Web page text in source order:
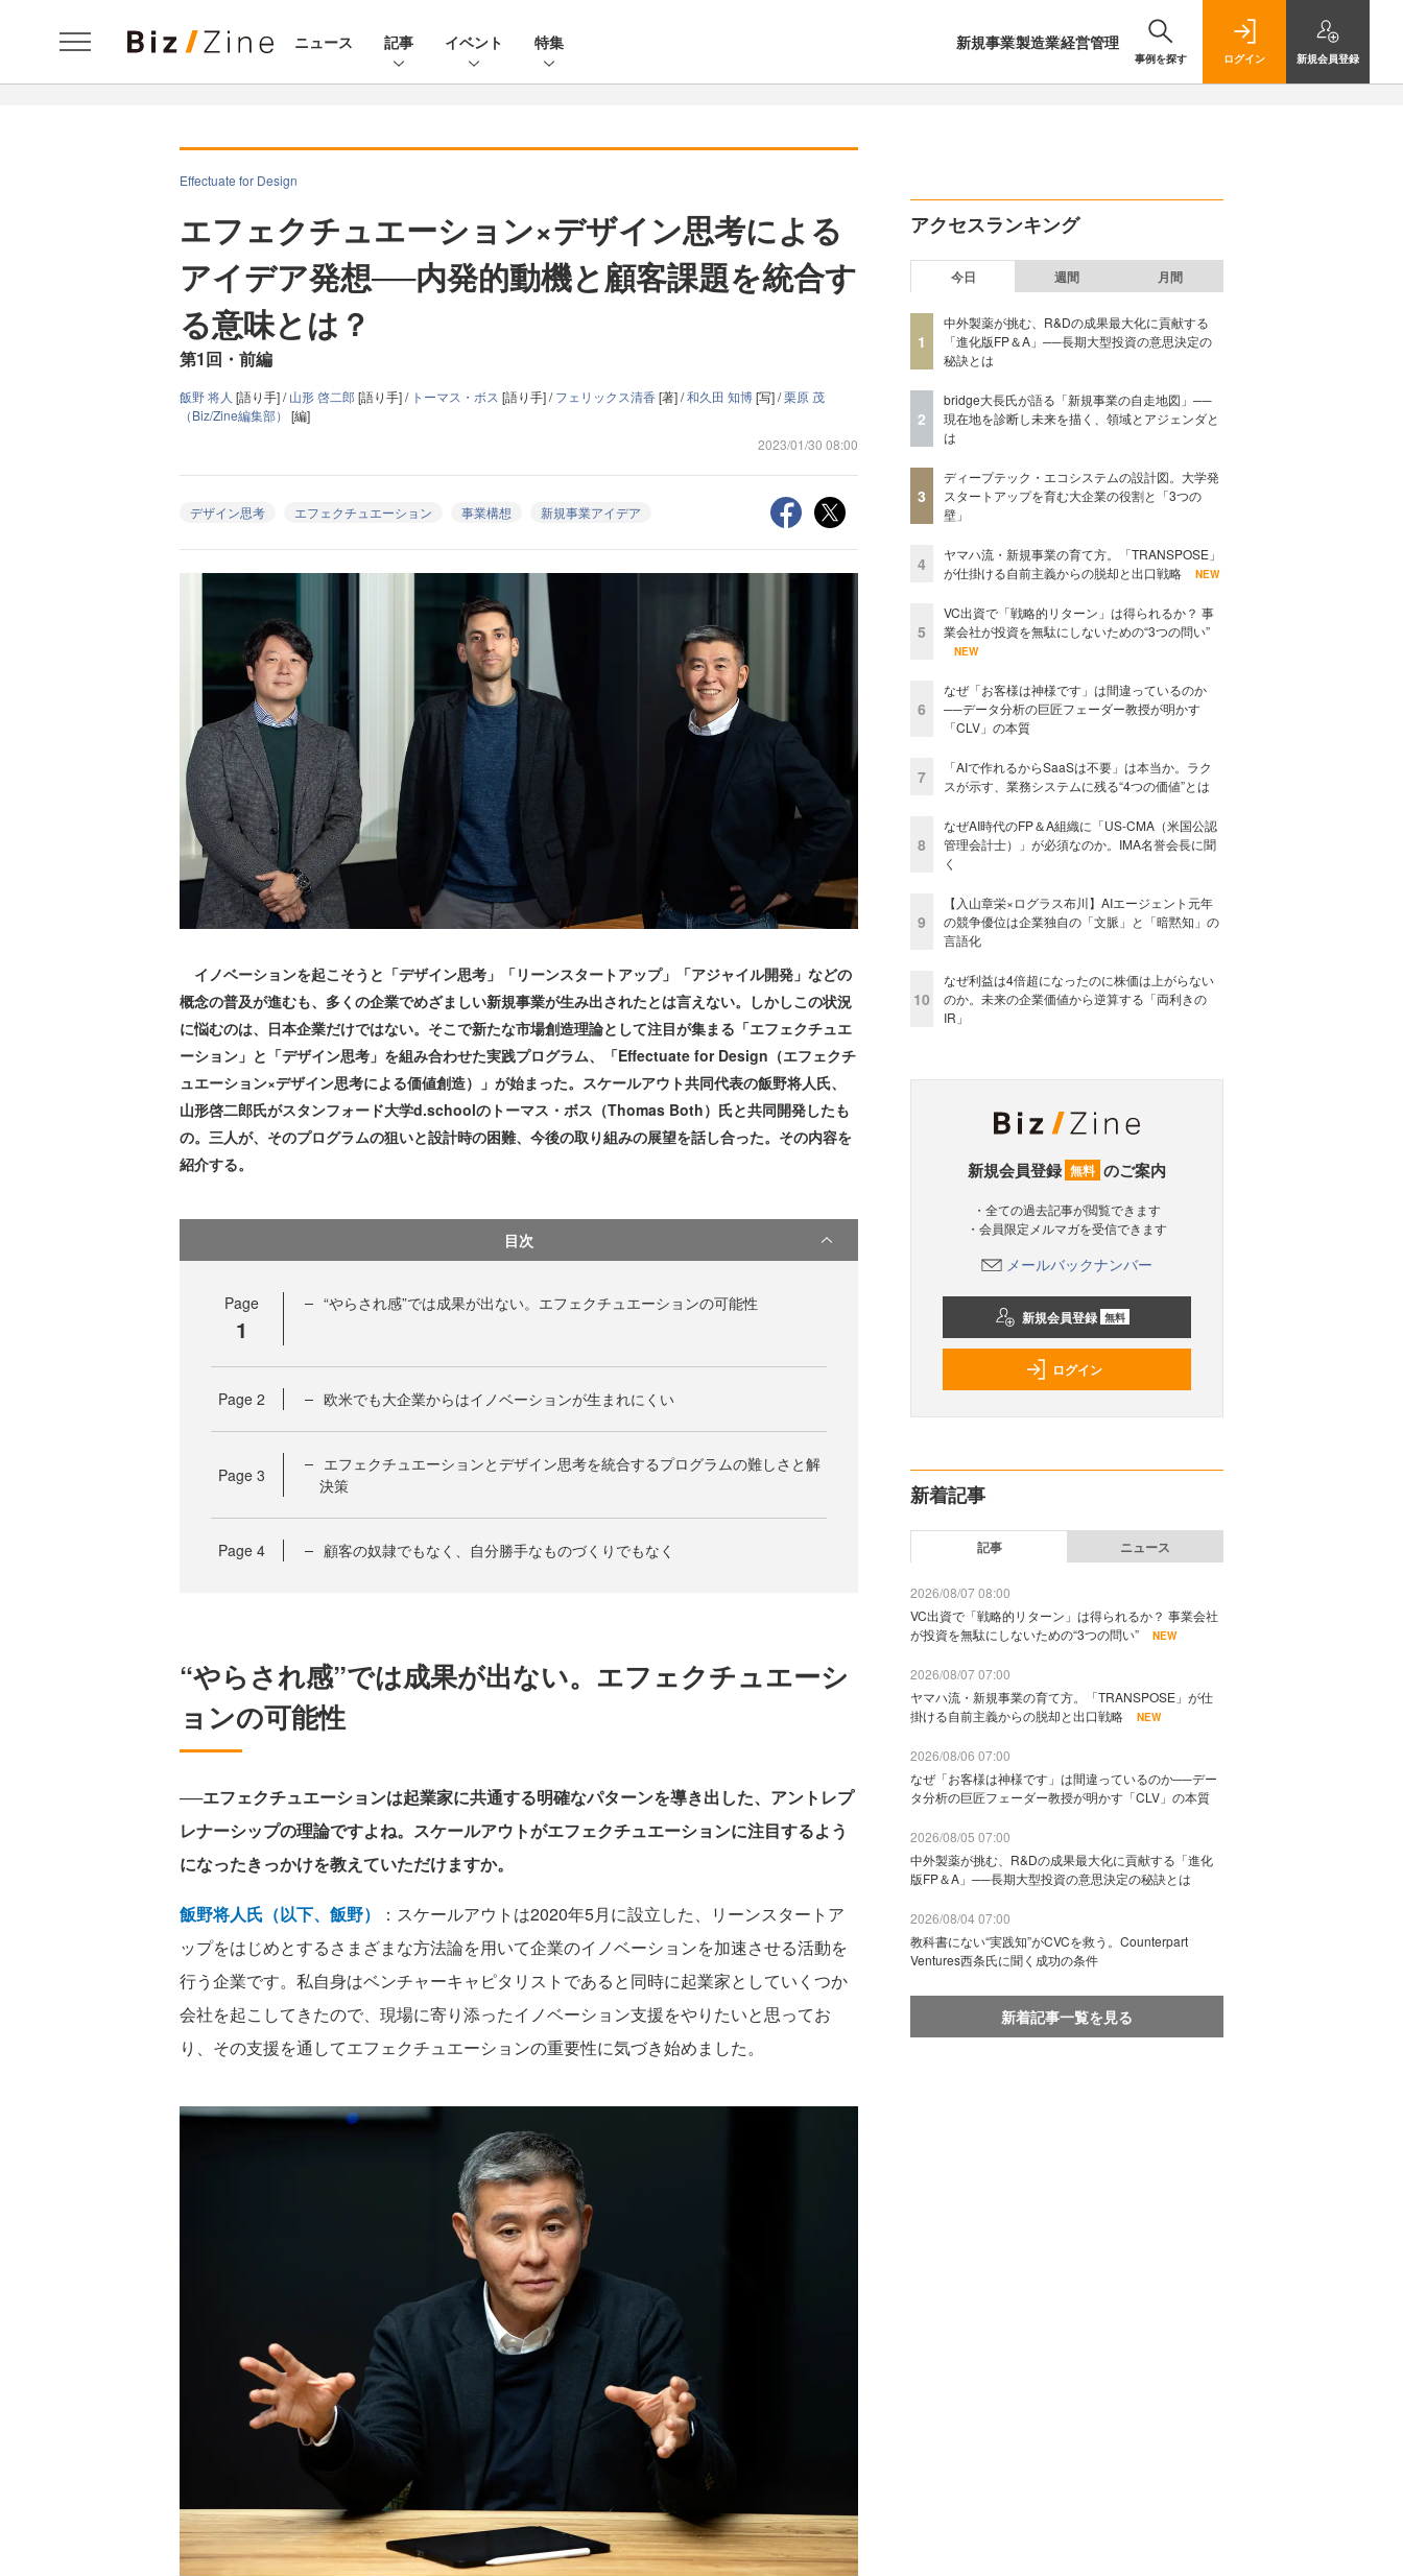
ニュース 記事 イベント 特集 新規事業製造業経営管理
事例を探す ログイン 新規会員登録
Effectuate for Design
エフェクチュエーション×デザイン思考による
アイデア発想──内発的動機と顧客課題を統合す
る意味とは？
第1回・前編
飯野 将人 [語り手] /山形 啓二郎[語り手] / トーマス・ボス [語り手] /フェリックス清香[著] /和久田 知博[写] /栗原 茂
（Biz/Zine編集部） [編]
2023/01/30 08:00
デザイン思考 エフェクチュエーション 事業構想 新規事業アイデア
イノベーションを起こそうと「デザイン思考」「リーンスタートアップ」「アジャイル開発」などの
概念の普及が進むも、多くの企業でめざましい新規事業が生み出されたとは言えない。しかしこの状況
に悩むのは、日本企業だけではない。そこで新たな市場創造理論として注目が集まる「エフェクチュエ
ーション」と「デザイン思考」を組み合わせた実践プログラム、「Effectuate for Design（エフェクチ
ュエーション×デザイン思考による価値創造）」が始まった。スケールアウト共同代表の飯野将人氏、
山形啓二郎氏がスタンフォード大学d.schoolのトーマス・ボス（Thomas Both）氏と共同開発したも
の。三人が、そのプログラムの狙いと設計時の困難、今後の取り組みの展望を話し合った。その内容を
紹介する。
目次
Page
1
“やらされ感”では成果が出ない。エフェクチュエーションの可能性
Page 2 欧米でも大企業からはイノベーションが生まれにくい
Page 3
エフェクチュエーションとデザイン思考を統合するプログラムの難しさと解
決策
Page 4 顧客の奴隷でもなく、自分勝手なものづくりでもなく
“やらされ感”では成果が出ない。エフェクチュエーシ
ョンの可能性
──エフェクチュエーションは起業家に共通する明確なパターンを導き出した、アントレプ
レナーシップの理論ですよね。スケールアウトがエフェクチュエーションに注目するよう
になったきっかけを教えていただけますか。
飯野将人氏（以下、飯野）
：スケールアウトは2020年5月に設立した、リーンスタートア
ップをはじめとするさまざまな方法論を用いて企業のイノベーションを加速させる活動を
行う企業です。私自身はベンチャーキャピタリストであると同時に起業家としていくつか
会社を起こしてきたので、現場に寄り添ったイノベーション支援をやりたいと思ってお
り、その支援を通してエフェクチュエーションの重要性に気づき始めました。
アクセスランキング
今日 週間 月間
1
中外製薬が挑む、R&Dの成果最大化に貢献する
「進化版FP＆A」──長期大型投資の意思決定の
秘訣とは
2
bridge大長氏が語る「新規事業の自走地図」──
現在地を診断し未来を描く、領域とアジェンダと
は
3
ディープテック・エコシステムの設計図。大学発
スタートアップを育む大企業の役割と「3つの
壁」
4
ヤマハ流・新規事業の育て方。「TRANSPOSE」
が仕掛ける自前主義からの脱却と出口戦略
NEW
5
VC出資で「戦略的リターン」は得られるか？ 事
業会社が投資を無駄にしないための“3つの問い”
NEW
6
なぜ「お客様は神様です」は間違っているのか
──データ分析の巨匠フェーダー教授が明かす
「CLV」の本質
7
「AIで作れるからSaaSは不要」は本当か。ラク
スが示す、業務システムに残る“4つの価値”とは
8
なぜAI時代のFP＆A組織に「US-CMA（米国公認
管理会計士）」が必須なのか。IMA名誉会長に聞
く
9
【入山章栄×ログラス布川】AIエージェント元年
の競争優位は企業独自の「文脈」と「暗黙知」の
言語化
10
なぜ利益は4倍超になったのに株価は上がらない
のか。未来の企業価値から逆算する「両利きの
IR」
新規会員登録 無料 のご案内
・全ての過去記事が閲覧できます
・会員限定メルマガを受信できます
メールバックナンバー
新規会員登録 無料
ログイン
新着記事
記事 ニュース
2026/08/07 08:00
VC出資で「戦略的リターン」は得られるか？ 事業会社
が投資を無駄にしないための“3つの問い”
NEW
2026/08/07 07:00
ヤマハ流・新規事業の育て方。「TRANSPOSE」が仕
掛ける自前主義からの脱却と出口戦略
NEW
2026/08/06 07:00
なぜ「お客様は神様です」は間違っているのか──デー
タ分析の巨匠フェーダー教授が明かす「CLV」の本質
2026/08/05 07:00
中外製薬が挑む、R&Dの成果最大化に貢献する「進化
版FP＆A」──長期大型投資の意思決定の秘訣とは
2026/08/04 07:00
教科書にない“実践知”がCVCを救う。Counterpart
Ventures西条氏に聞く成功の条件
新着記事一覧を見る